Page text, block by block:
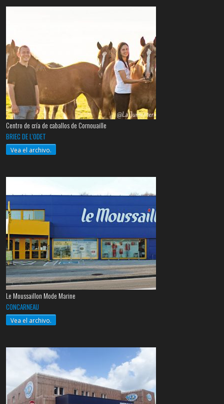
Centro de cría de caballos de Cornouaille
BRIEC DE L'ODET
Vea el archivo.
Le Moussaillon Mode Marine
CONCARNEAU
Vea el archivo.